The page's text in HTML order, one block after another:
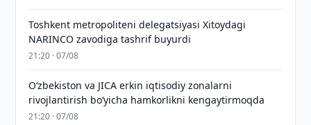
Toshkent metropoliteni delegatsiyasi Xitoydagi
NARINCO zavodiga tashrif buyurdi
21:20 · 07/08
Oʻzbekiston va JICA erkin iqtisodiy zonalarni
rivojlantirish boʻyicha hamkorlikni kengaytirmoqda
21:20 · 07/08